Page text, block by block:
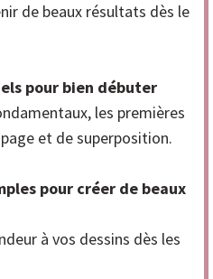
de beaux résultats dès le
pour bien débuter
les premières
et de superposition.
pour créer de beaux
à vos dessins dès les